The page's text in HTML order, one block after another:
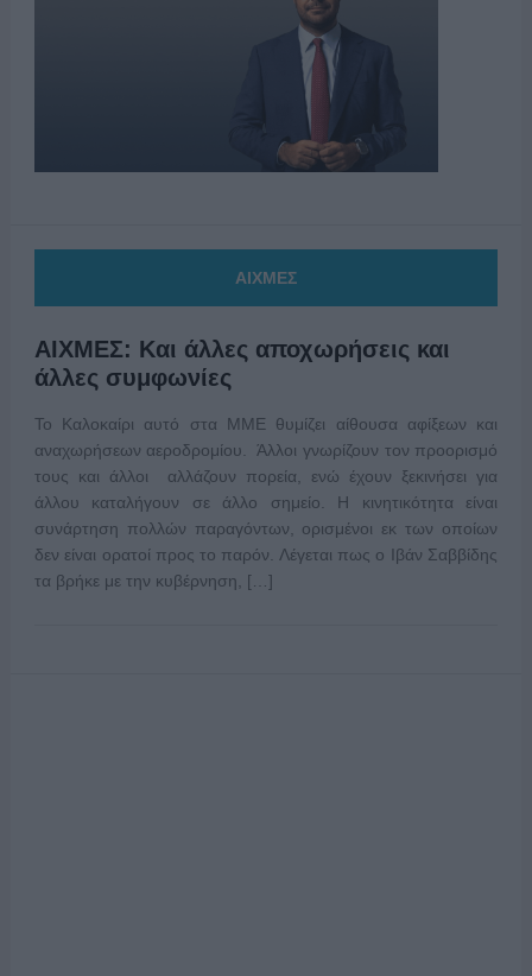
ΑΙΧΜΕΣ
ΑΙΧΜΕΣ: Και άλλες αποχωρήσεις και
άλλες συμφωνίες
Το Καλοκαίρι αυτό στα ΜΜΕ θυμίζει αίθουσα αφίξεων και
αναχωρήσεων αεροδρομίου. Άλλοι γνωρίζουν τον προορισμό
τους και άλλοι αλλάζουν πορεία, ενώ έχουν ξεκινήσει για
άλλου καταλήγουν σε άλλο σημείο. Η κινητικότητα είναι
συνάρτηση πολλών παραγόντων, ορισμένοι εκ των οποίων
δεν είναι ορατοί προς το παρόν. Λέγεται πως ο Ιβάν Σαββίδης
τα βρήκε με την κυβέρνηση, […]